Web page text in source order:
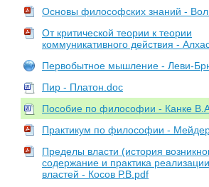
Основы философских знаний -
От критической теории к теории
коммуникативного действия -
Первобытное мышление - Леви-
Пир - Платон.doc
Пособие по философии - Канке
Практикум по философии -
Пределы власти (история
содержание и практика
властей - Косов Р.В.pdf